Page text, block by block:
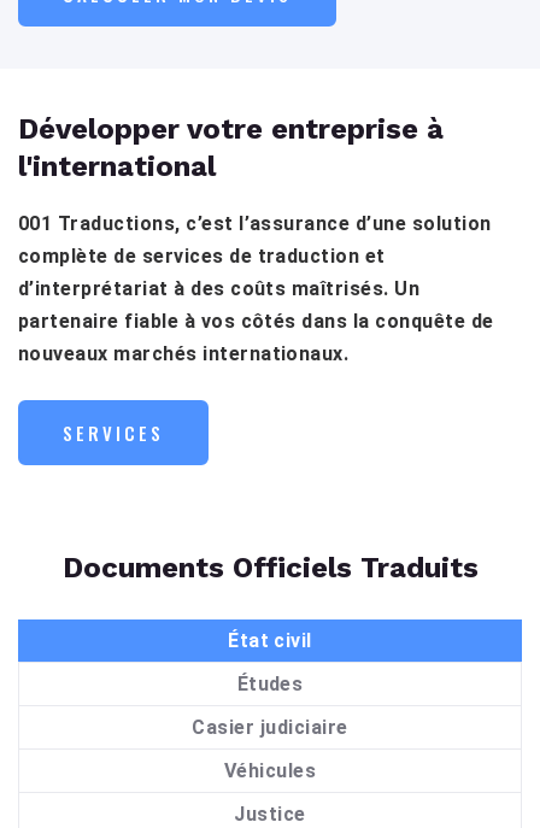
Développer votre entreprise à
l'international
001 Traductions, c’est l’assurance d’une solution
complète de services de traduction et
d’interprétariat à des coûts maîtrisés. Un
partenaire fiable à vos côtés dans la conquête de
nouveaux marchés internationaux.
SERVICES
Documents Officiels Traduits
État civil
Études
Casier judiciaire
Véhicules
Justice